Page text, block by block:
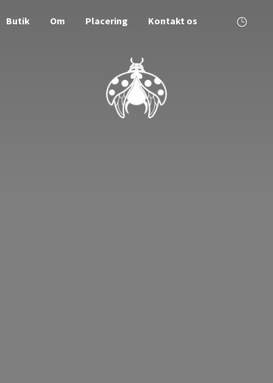
Butik Om Placering Kontakt os